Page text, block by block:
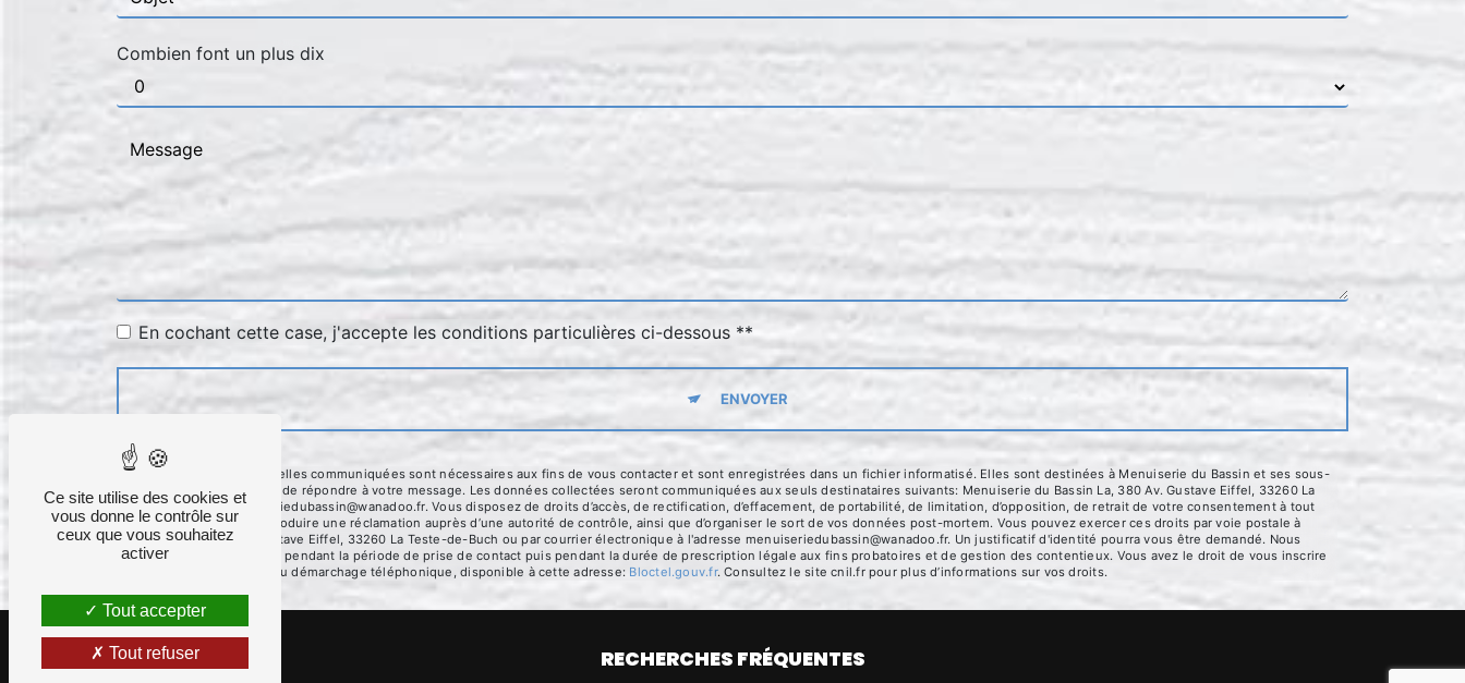
Combien font un plus dix
En cochant cette case, j'accepte les conditions particulières ci-dessous **
ENVOYER
** Les données personnelles communiquées sont nécessaires aux fins de vous contacter et sont enregistrées dans un fichier informatisé. Elles sont destinées à Menuiserie du Bassin et ses sous-
traitants dans le seul but de répondre à votre message. Les données collectées seront communiquées aux seuls destinataires suivants: Menuiserie du Bassin La, 380 Av. Gustave Eiffel, 33260 La
Teste-de-Buch menuiseriedubassin@wanadoo.fr. Vous disposez de droits d’accès, de rectification, d’effacement, de portabilité, de limitation, d’opposition, de retrait de votre consentement à tout
moment et du droit d’introduire une réclamation auprès d’une autorité de contrôle, ainsi que d’organiser le sort de vos données post-mortem. Vous pouvez exercer ces droits par voie postale à
l'adresse La, 380 Av. Gustave Eiffel, 33260 La Teste-de-Buch ou par courrier électronique à l'adresse menuiseriedubassin@wanadoo.fr. Un justificatif d'identité pourra vous être demandé. Nous
conservons vos données pendant la période de prise de contact puis pendant la durée de prescription légale aux fins probatoires et de gestion des contentieux. Vous avez le droit de vous inscrire
sur la liste d'opposition au démarchage téléphonique, disponible à cette adresse:
Bloctel.gouv.fr. Consultez le site cnil.fr pour plus d’informations sur vos droits.
RECHERCHES FRÉQUENTES
Ce site utilise des cookies et
vous donne le contrôle sur
ceux que vous souhaitez
activer
Tout accepter
Tout refuser